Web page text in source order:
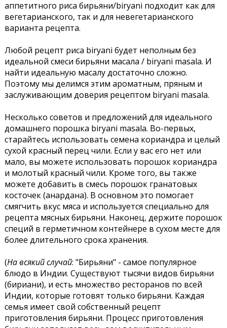
аппетитного риса бирьяни/biryani подходит как для
вегетарианского, так и для невегетарианского
варианта рецепта.
Любой рецепт риса biryani будет неполным без
идеальной смеси бирьяни масала / biryani masala. И
найти идеальную масалу достаточно сложно.
Поэтому мы делимся этим ароматным, пряным и
заслуживающим доверия рецептом biryani masala.
Несколько советов и предложений для идеального
домашнего порошка biryani masala. Во-первых,
старайтесь использовать семена кориандра и целый
сухой красный перец чили. Если у вас его нет или
мало, вы можете использовать порошок кориандра
и молотый красный чили. Кроме того, вы также
можете добавить в смесь порошок гранатовых
косточек (анардана). В основном это помогает
смягчить вкус мяса и используется специально для
рецепта мясных бирьяни. Наконец, держите порошок
специй в герметичном контейнере в сухом месте для
более длительного срока хранения.
(На всякий случай: "Бирьяни" - самое популярное
блюдо в Индии. Существуют тысячи видов бирьяни
(бириани), и есть множество ресторанов по всей
Индии, которые готовят только бирьяни. Каждая
семья имеет свой собственный рецепт
приготовления бирьяни. Процесс приготовления